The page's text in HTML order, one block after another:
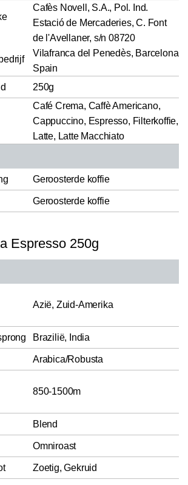
Cafès Novell, S.A., Pol. Ind.
Estació de Mercaderies, C. Font
de l'Avellaner, s/n 08720
Vilafranca del Penedès, Barcelona
Spain
250g
Café Crema, Caffè Americano,
Cappuccino, Espresso, Filterkoffie,
Latte, Latte Macchiato
Geroosterde koffie
Geroosterde koffie
Espresso 250g
Azië, Zuid-Amerika
Brazilië, India
Arabica/Robusta
850-1500m
Blend
Omniroast
Zoetig, Gekruid